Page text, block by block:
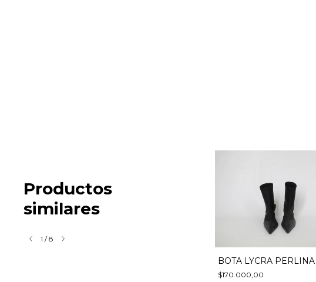
Productos
similares
1 /8
BOTA LYCRA PERLINA
$170.000,00